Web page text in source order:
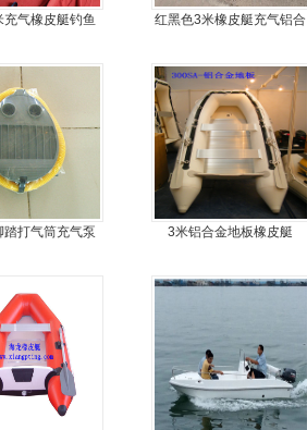
气橡皮艇钓鱼
红黑色3米橡皮艇充气铝合
踏打气筒充气泵 3米铝合金地板橡皮艇